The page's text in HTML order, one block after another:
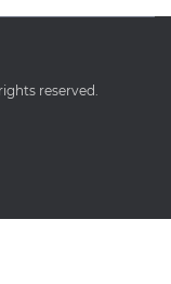
reserved.